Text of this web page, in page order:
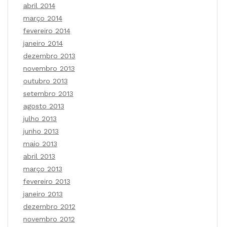
abril 2014
março 2014
fevereiro 2014
janeiro 2014
dezembro 2013
novembro 2013
outubro 2013
setembro 2013
agosto 2013
julho 2013
junho 2013
maio 2013
abril 2013
março 2013
fevereiro 2013
janeiro 2013
dezembro 2012
novembro 2012